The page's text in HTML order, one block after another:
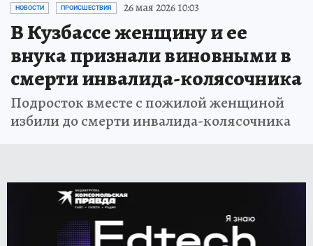
НОВОСТИ ПРОИСШЕСТВИЯ 26 мая 2026 10:03
В Кузбассе женщину и ее
внука признали виновными в
смерти инвалида-колясочника
Подросток вместе с пожилой женщиной
избили до смерти инвалида-колясочника